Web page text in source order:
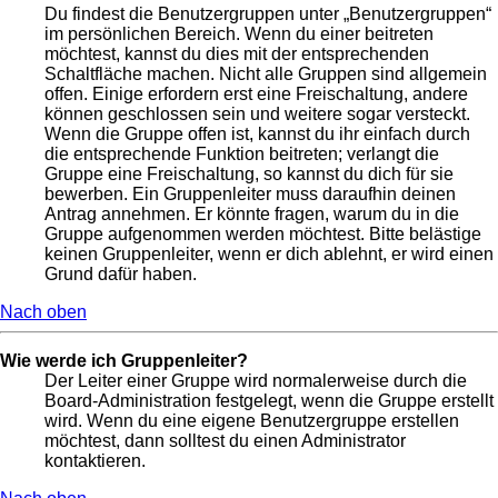
Du findest die Benutzergruppen unter „Benutzergruppen“
im persönlichen Bereich. Wenn du einer beitreten
möchtest, kannst du dies mit der entsprechenden
Schaltfläche machen. Nicht alle Gruppen sind allgemein
offen. Einige erfordern erst eine Freischaltung, andere
können geschlossen sein und weitere sogar versteckt.
Wenn die Gruppe offen ist, kannst du ihr einfach durch
die entsprechende Funktion beitreten; verlangt die
Gruppe eine Freischaltung, so kannst du dich für sie
bewerben. Ein Gruppenleiter muss daraufhin deinen
Antrag annehmen. Er könnte fragen, warum du in die
Gruppe aufgenommen werden möchtest. Bitte belästige
keinen Gruppenleiter, wenn er dich ablehnt, er wird einen
Grund dafür haben.
Nach oben
Wie werde ich Gruppenleiter?
Der Leiter einer Gruppe wird normalerweise durch die
Board-Administration festgelegt, wenn die Gruppe erstellt
wird. Wenn du eine eigene Benutzergruppe erstellen
möchtest, dann solltest du einen Administrator
kontaktieren.